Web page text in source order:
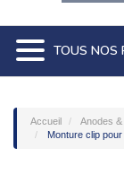
TOUS NOS
Accueil Anodes
Monture clip